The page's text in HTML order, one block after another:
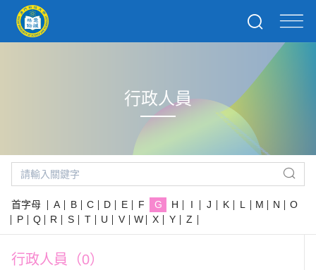
行政人員
首字母 A B C D E F G H I J K L M N
O
P
Q R S T U V W X Y Z
行政人員（0）